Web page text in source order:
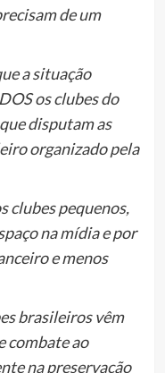
de um
a situação
os clubes do
disputam as
organizado pela
clubes pequenos,
na mídia e por
e menos
brasileiros vêm
combate ao
na preservação